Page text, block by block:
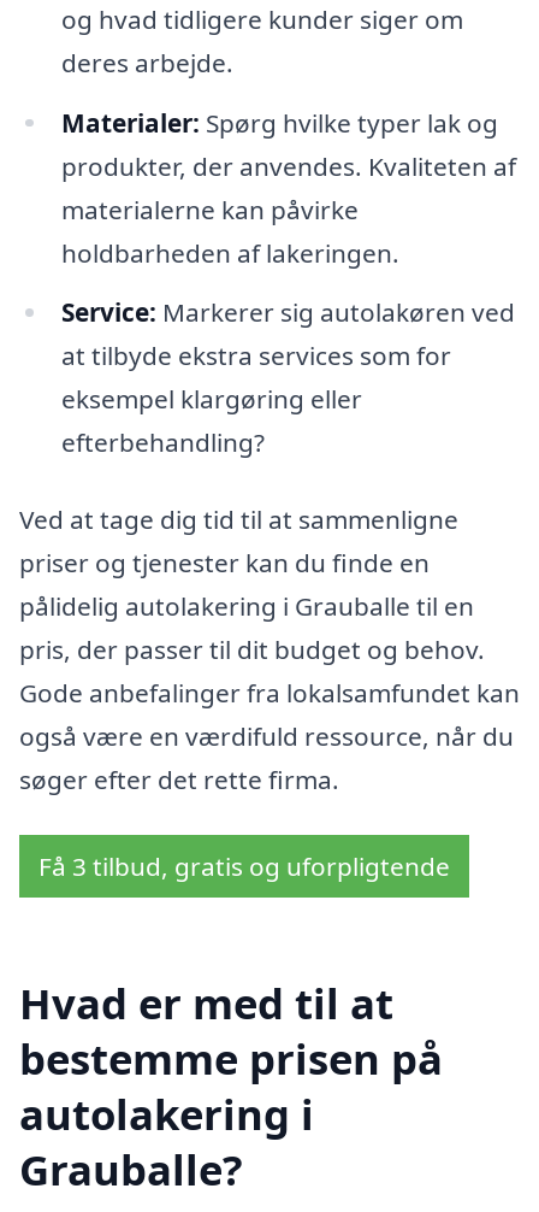
og hvad tidligere kunder siger om
deres arbejde.
Materialer: Spørg hvilke typer lak og
produkter, der anvendes. Kvaliteten af
materialerne kan påvirke
holdbarheden af lakeringen.
Service: Markerer sig autolakøren ved
at tilbyde ekstra services som for
eksempel klargøring eller
efterbehandling?
Ved at tage dig tid til at sammenligne
priser og tjenester kan du finde en
pålidelig autolakering i Grauballe til en
pris, der passer til dit budget og behov.
Gode anbefalinger fra lokalsamfundet kan
også være en værdifuld ressource, når du
søger efter det rette firma.
Få 3 tilbud, gratis og uforpligtende
Hvad er med til at
bestemme prisen på
autolakering i
Grauballe?